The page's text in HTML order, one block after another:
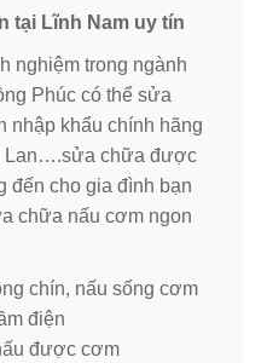
tại Lĩnh Nam uy tín
nghiệm trong ngành
Phúc có thể sửa
nhập khẩu chính hãng
Lan….sửa chữa được
đến cho gia đình bạn
chữa nấu cơm ngon
chín, nấu sống cơm
điện
được cơm